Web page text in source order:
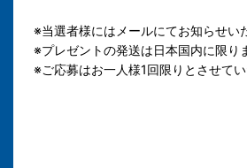
※当選者様にはメールにてお知らせい
※プレゼントの発送は日本国内に限り
※ご応募はお一人様1回限りとさせてい